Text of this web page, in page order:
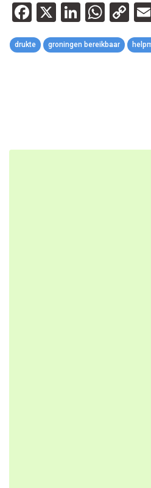
Facebook
X LinkedIn
drukte groningen bereikbaar